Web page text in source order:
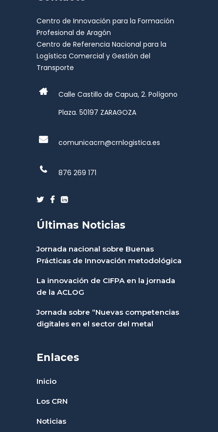
Centro de Innovación para la Formación
Profesional de Aragón
Centro de Referencia Nacional para la
Logística Comercial y Gestión del
Transporte
Calle Castillo de Capua, 2. Polígono
Plaza. 50197 ZARAGOZA
comunicacrn@crnlogistica.es
876 269 171
Últimas Noticias
Jornada nacional sobre Buenas
Prácticas de Innovación metodológica
La innovación de CIFPA en la jornada
de la ACLOG
Jornada sobre “Nuevas competencias
digitales en el sector del metal
Enlaces
Inicio
Los CRN
Noticias